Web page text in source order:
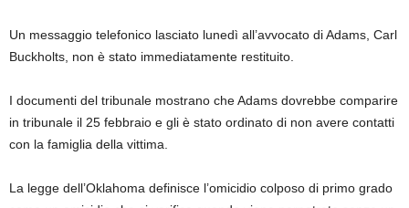
Un messaggio telefonico lasciato lunedì all’avvocato di Adams, Carl
Buckholts, non è stato immediatamente restituito.
I documenti del tribunale mostrano che Adams dovrebbe comparire
in tribunale il 25 febbraio e gli è stato ordinato di non avere contatti
con la famiglia della vittima.
La legge dell’Oklahoma definisce l’omicidio colposo di primo grado